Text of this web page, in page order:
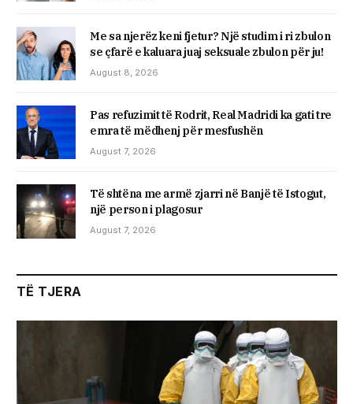
Me sa njerëz keni fjetur? Një studim i ri zbulon
se çfarë e kaluara juaj seksuale zbulon për ju!
August 8, 2026
Pas refuzimit të Rodrit, Real Madridi ka gati tre
emra të mëdhenj për mesfushën
August 7, 2026
Të shtëna me armë zjarri në Banjë të Istogut,
një person i plagosur
August 7, 2026
TË TJERA